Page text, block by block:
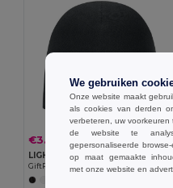
€3.76 -21%
LIGHTY Muts van katoen
GiftRetail MO6645
We gebruiken
Onze website maakt
als cookies van derden
verbeteren, uw
de website te
gepersonaliseerde
op maat gemaakte
met onze website en